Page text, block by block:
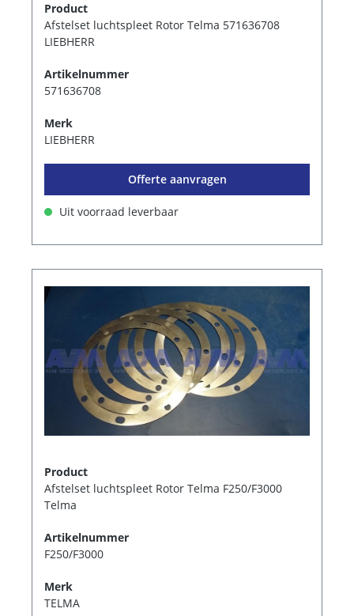
Product
Afstelset luchtspleet Rotor Telma 571636708
LIEBHERR
Artikelnummer
571636708
Merk
LIEBHERR
Offerte aanvragen
Uit voorraad leverbaar
Product
Afstelset luchtspleet Rotor Telma F250/F3000
Telma
Artikelnummer
F250/F3000
Merk
TELMA